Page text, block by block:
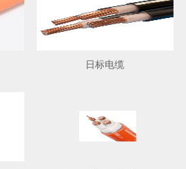
日标电缆